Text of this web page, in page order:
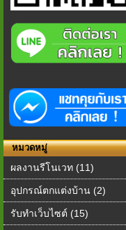
หมวดหมู่
ผลงานรีโนเวท (11)
อุปกรณ์ตกแต่งบ้าน (2)
รับทำเว็บไซต์ (15)